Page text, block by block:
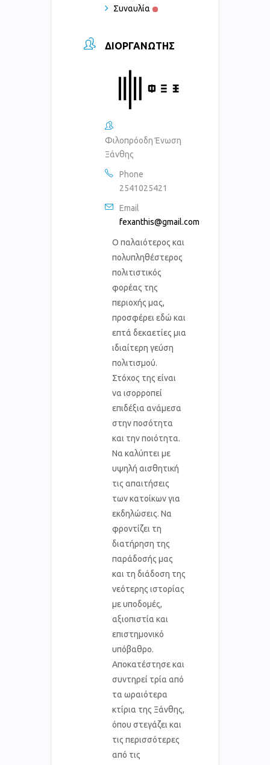
Συναυλία
ΔΙΟΡΓΑΝΩΤΉΣ
Φιλοπρόοδη Ένωση
Ξάνθης
Phone
2541025421
Email
fexanthis@gmail.com
Ο παλαιότερος και
πολυπληθέστερος
πολιτιστικός
φορέας της
περιοχής μας,
προσφέρει εδώ και
επτά δεκαετίες μια
ιδιαίτερη γεύση
πολιτισμού.
Στόχος της είναι
να ισορροπεί
επιδέξια ανάμεσα
στην ποσότητα
και την ποιότητα.
Να καλύπτει με
υψηλή αισθητική
τις απαιτήσεις
των κατοίκων για
εκδηλώσεις. Να
φροντίζει τη
διατήρηση της
παράδοσής μας
και τη διάδοση της
νεότερης ιστορίας
με υποδομές,
αξιοπιστία και
επιστημονικό
υπόβαθρο.
Αποκατέστησε και
συντηρεί τρία από
τα ωραιότερα
κτίρια της Ξάνθης,
όπου στεγάζει και
τις περισσότερες
από τις